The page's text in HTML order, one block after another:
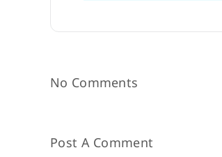
No Comments
Post A Comment